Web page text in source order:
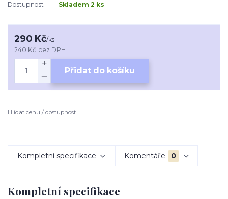
Dostupnost Skladem 2 ks
290 Kč/ks
240 Kč bez DPH
Přidat do košíku
Hlídat cenu / dostupnost
Kompletní specifikace Komentáře 0
Kompletní specifikace